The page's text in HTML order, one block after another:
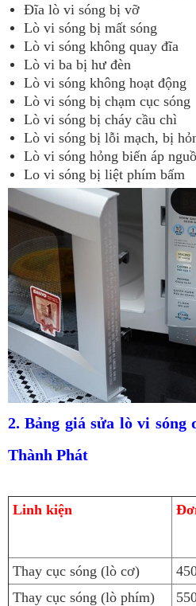
Đĩa lò vi sóng bị vỡ
Lò vi sóng bị mất sóng
Lò vi sóng không quay đĩa
Lò vi ba bị hư đèn
Lò vi sóng không hoạt động
Lò vi sóng bị chạm cục sóng
Lò vi sóng bị cháy cầu chì
Lò vi sóng bị lỗi mạch, bị
Lò vi sóng hỏng biến áp
Lo vi sóng bị liệt phím bấm
2. Bảng giá sửa lò vi
Thành Phát
Linh kiện
Thay cục sóng (lò cơ)
Thay cục sóng (lò phím)